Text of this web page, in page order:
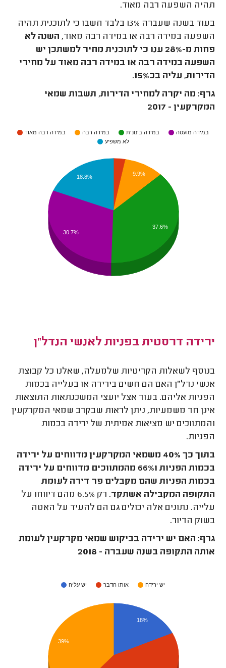
תהיה השפעה רבה מאוד.
בעוד בשנה שעברה 13% בלבד חשבו כי לתוכנית תהיה
השפעה במידה רבה או במידה רבה מאוד, השנה לא
פחות מ-28% ענו כי לתוכנית מחיר למשתכן יש
השפעה במידה רבה או במידה רבה מאוד על מחירי
הדירות, עליה בכ15%.
גרף: מה יקרה למחירי הדירות, תשבות שמאי
המקרקעין - 2017
במידה רבה מאוד במידה רבה במידה בינונית
במידה מועטה
לא משפיע
9.9%
18.8%
30.7%
37.6%
ירידה דרסטית בפניות לאנשי הנדל"ן
בנוסף לשאלות הקריטיות שלמעלה, שאלנו כל קבוצת
אנשי נדל"ן האם הם חשים בירידה או בעלייה בכמות
הפניות אליהם. בעוד אצל יועצי המשכנתאות התוצאות
אינן חד משמעיות, ניתן לראות שבקרב שמאי המקרקעין
והמתווכים יש מציאות אמיתית של ירידה בכמות
הפניות.
בתוך כך 40% משמאי המקרקעין מדווחים על ירידה
בכמות הפניות
ו66% מהמתווכים מדווחים על ירידה
בכמות הפניות שהם מקבלים פר דירה לעומת
התקופה המקבילה אשתקד
. רק 6.5% מהם דיווחו על
עלייה. נתונים אלה יכולים גם הם להעיד על האטה
בשוק הדיור.
גרף: האם יש ירידה בביקוש שמאי מקרקעין לעומת
אותה התקופה בשנה שעברה - 2018
יש עליה אותו הדבר יש ירידה
18%
39%